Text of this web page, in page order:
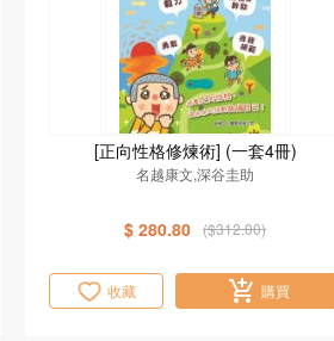
[正向性格修煉術] (一套4冊)
名越康文,深谷圭助
$ 280.80 ($312.00)
收藏 購買